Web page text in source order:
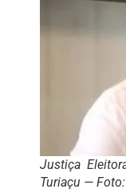
Justiça
Turiaçu —